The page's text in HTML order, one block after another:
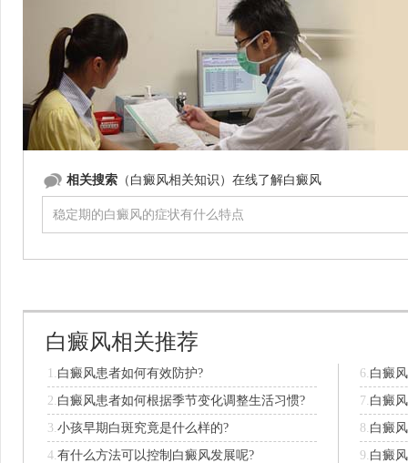
相关搜索 （白癜风相关知识）在线了解白癜风
白癜风相关推荐
1. 白癜风患者如何有效防护?
2. 白癜风患者如何根据季节变化调整生活习惯?
3.小孩早期白斑究竟是什么样的?
4.有什么方法可以控制白癜风发展呢?
6. 白癜
7. 白癜
8. 白癜
9. 白癜